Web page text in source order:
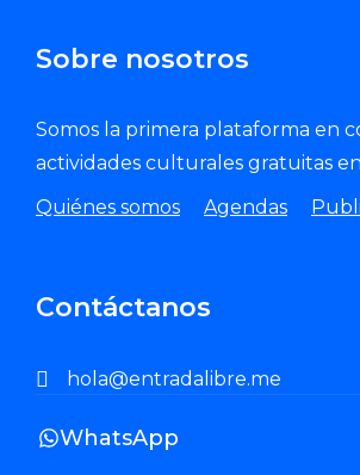
Sobre nosotros
Somos la primera plataforma en
actividades culturales gratuitas
Quiénes somos
Agendas
Contáctanos
hola@entradalibre.me
WhatsApp